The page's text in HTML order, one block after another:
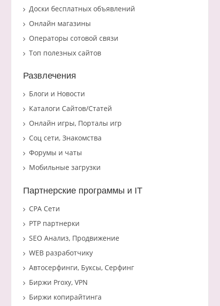
Доски бесплатных объявлений
Онлайн магазины
Операторы сотовой связи
Топ полезных сайтов
Развлечения
Блоги и Новости
Каталоги Сайтов/Статей
Онлайн игры, Порталы игр
Соц сети, Знакомства
Форумы и чаты
Мобильные загрузки
Партнерские программы и IT
CPA Сети
PTP партнерки
SEO Анализ, Продвижение
WEB разработчику
Автосерфинги, Буксы, Серфинг
Биржи Proxy, VPN
Биржи копирайтинга